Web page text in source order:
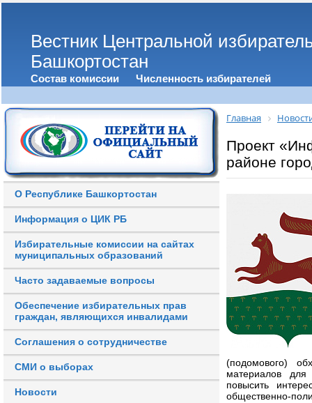
Вестник Центральной
Башкортостан
Состав комиссии Численность избирателей
О Республике Башкортостан
Информация о ЦИК РБ
Избирательные комиссии на сайтах
муниципальных образований
Часто задаваемые вопросы
Обеспечение избирательных прав
граждан, являющихся инвалидами
Соглашения о сотрудничестве
СМИ о выборах
Новости
Главная
Проект
районе
(подомового)
материалов для
повысить
общественно-